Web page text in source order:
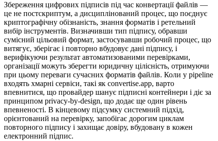
Збереження цифрових підписів під час конвертації файлів —
це не постскриптум, а дисциплінований процес, що поєднує
криптографічну обізнаність, знання форматів і ретельний
вибір інструментів. Визначивши тип підпису, обравши
сумісний цільовий формат, застосувавши робочий процес, що
витягує, зберігає і повторно вбудовує дані підпису, і
верифікуючи результат автоматизованими перевірками,
організації можуть зберегти юридичну цілісність, отримуючи
при цьому переваги сучасних форматів файлів. Коли у pipeline
входять хмарні сервіси, такі як convertise.app, варто
впевнитися, що провайдер шанує підписні контейнери і діє за
принципом privacy‑by‑design, що додає ще один рівень
впевненості. В кінцевому підсумку системний підхід,
орієнтований на перевірку, запобігає дорогим циклам
повторного підпису і захищає довіру, вбудовану в кожен
електронний підпис.